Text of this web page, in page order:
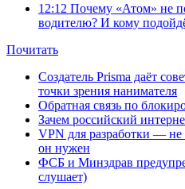
12:12 Почему «Атом» не
водителю? И кому
Почитать
Создатель Prisma даёт
точки зрения нанимателя
Обратная связь по
Зачем российский
VPN для разработки — не
он нужен
ФСБ и Минздрав
слушает)